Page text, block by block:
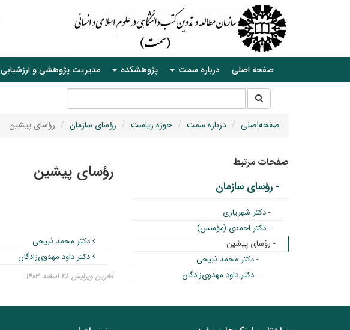
صفحه اصلی درباره سمت پژوهشکده مدیریت پژوهشی و ارزشیابی
جستجو
در
سایتصفحه‌اصلی درباره سمت حوزه ریاست رؤسای سازمان رؤسای پیشین
رؤسای پیشین
دکتر محمد ذبیحی
دکتر داود مهدوی‌زادگان
آخرین ویرایش ۲۸ اسفند ۱۴۰۳
صفحات مرتبط
- رؤسای سازمان
- دکتر شهریاری
- دکتر احمدی (مؤسس)
- رؤسای پیشین
- دکتر محمد ذبیحی
- دکتر داود مهدوی‌زادگان